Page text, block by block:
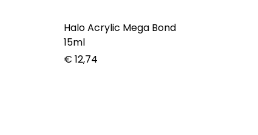
Halo Acrylic Mega Bond
15ml
€ 12,74